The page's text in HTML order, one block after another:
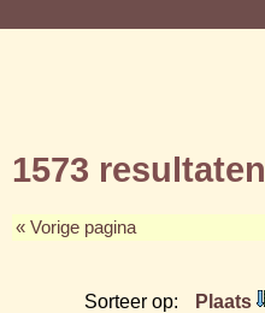
1573 resultaten
« Vorige pagina
Sorteer op: Plaats